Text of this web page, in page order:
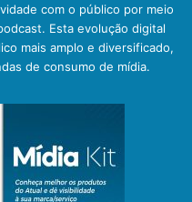
com o público por meio
Esta evolução digital
mais amplo e diversificado,
de consumo de mídia.